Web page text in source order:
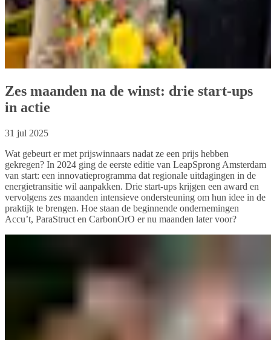
Zes maanden na de winst: drie start-ups
in actie
31 jul 2025
Wat gebeurt er met prijswinnaars nadat ze een prijs hebben
gekregen? In 2024 ging de eerste editie van LeapSprong Amsterdam
van start: een innovatieprogramma dat regionale uitdagingen in de
energietransitie wil aanpakken. Drie start-ups krijgen een award en
vervolgens zes maanden intensieve ondersteuning om hun idee in de
praktijk te brengen. Hoe staan de beginnende ondernemingen
Accu’t, ParaStruct en CarbonOrO er nu maanden later voor?